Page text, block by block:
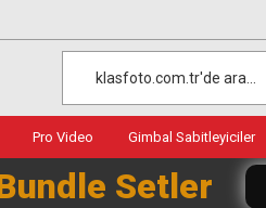
Pro Video Gimbal Sabitleyiciler
Setler